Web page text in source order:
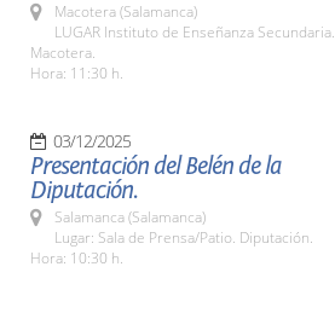
Macotera (Salamanca)
LUGAR Instituto de Enseñanza Secundaria.
Macotera.
Hora: 11:30 h.
03/12/2025
Presentación del Belén de la
Diputación.
Salamanca (Salamanca)
Lugar: Sala de Prensa/Patio. Diputación.
Hora: 10:30 h.